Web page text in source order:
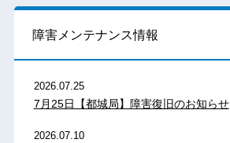
障害メンテナンス情報
2026.07.25
7月25日【都城局】障害復旧のお知らせ
2026.07.10